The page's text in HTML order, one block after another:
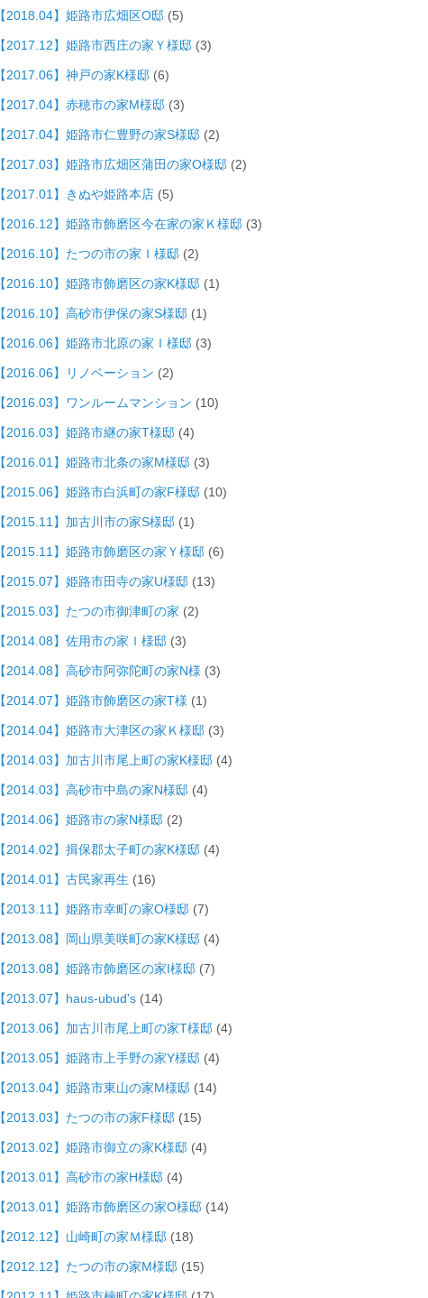
【2018.04】姫路市広畑区O邸 (5)
【2017.12】姫路市西庄の家Ｙ様邸 (3)
【2017.06】神戸の家K様邸 (6)
【2017.04】赤穂市の家M様邸 (3)
【2017.04】姫路市仁豊野の家S様邸 (2)
【2017.03】姫路市広畑区蒲田の家O様邸 (2)
【2017.01】きぬや姫路本店 (5)
【2016.12】姫路市飾磨区今在家の家Ｋ様邸 (3)
【2016.10】たつの市の家Ｉ様邸 (2)
【2016.10】姫路市飾磨区の家K様邸 (1)
【2016.10】高砂市伊保の家S様邸 (1)
【2016.06】姫路市北原の家Ｉ様邸 (3)
【2016.06】リノベーション (2)
【2016.03】ワンルームマンション (10)
【2016.03】姫路市継の家T様邸 (4)
【2016.01】姫路市北条の家M様邸 (3)
【2015.06】姫路市白浜町の家F様邸 (10)
【2015.11】加古川市の家S様邸 (1)
【2015.11】姫路市飾磨区の家Ｙ様邸 (6)
【2015.07】姫路市田寺の家U様邸 (13)
【2015.03】たつの市御津町の家 (2)
【2014.08】佐用市の家Ｉ様邸 (3)
【2014.08】高砂市阿弥陀町の家N様 (3)
【2014.07】姫路市飾磨区の家T様 (1)
【2014.04】姫路市大津区の家Ｋ様邸 (3)
【2014.03】加古川市尾上町の家K様邸 (4)
【2014.03】高砂市中島の家N様邸 (4)
【2014.06】姫路市の家N様邸 (2)
【2014.02】揖保郡太子町の家K様邸 (4)
【2014.01】古民家再生 (16)
【2013.11】姫路市幸町の家O様邸 (7)
【2013.08】岡山県美咲町の家K様邸 (4)
【2013.08】姫路市飾磨区の家I様邸 (7)
【2013.07】haus-ubud's (14)
【2013.06】加古川市尾上町の家T様邸 (4)
【2013.05】姫路市上手野の家Y様邸 (4)
【2013.04】姫路市東山の家M様邸 (14)
【2013.03】たつの市の家F様邸 (15)
【2013.02】姫路市御立の家K様邸 (4)
【2013.01】高砂市の家H様邸 (4)
【2013.01】姫路市飾磨区の家O様邸 (14)
【2012.12】山崎町の家Ｍ様邸 (18)
【2012.12】たつの市の家M様邸 (15)